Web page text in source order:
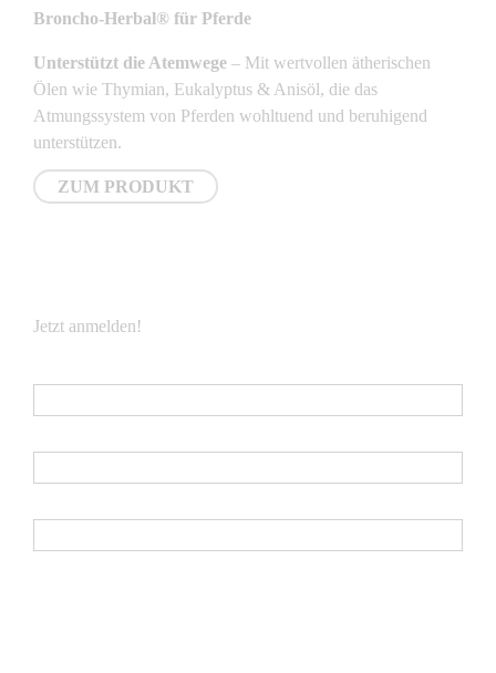
Broncho-Herbal® für Pferde
Unterstützt die Atemwege – Mit wertvollen ätherischen
Ölen wie Thymian, Eukalyptus & Anisöl, die das
Atmungssystem von Pferden wohltuend und beruhigend
unterstützen.
ZUM PRODUKT
Jetzt anmelden!